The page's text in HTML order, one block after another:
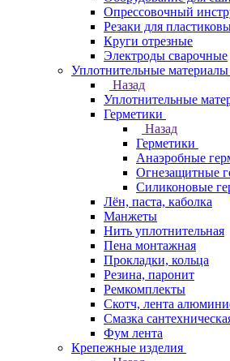
Опрессовочный
Резаки для
Круги отрезные
Электроды сварочные
Уплотнительные материалы
Назад
Уплотнительные
Герметики
Назад
Герметики
Анаэробные
Огнезащитные
Силиконовые
Лён, паста, каболка
Манжеты
Нить уплотнительная
Пена монтажная
Прокладки, кольца
Резина, паронит
Ремкомплекты
Скотч, лента
Смазка
Фум лента
Крепежные изделия